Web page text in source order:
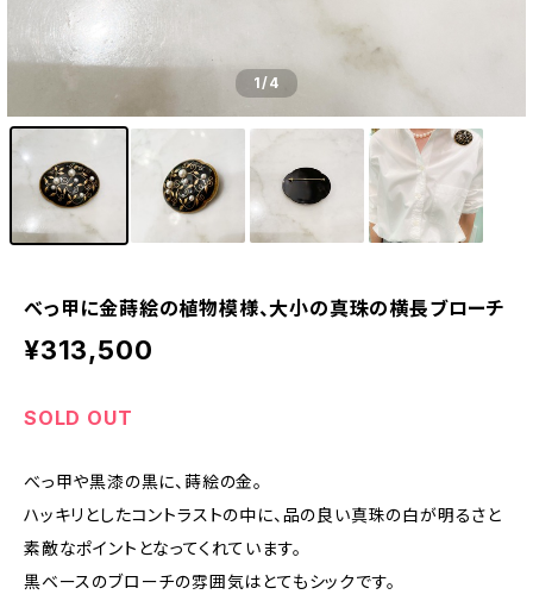
1/4
べっ甲に金蒔絵の植物模様、大小の真珠の横長ブローチ
¥313,500
SOLD OUT
べっ甲や黒漆の黒に、蒔絵の金。
ハッキリとしたコントラストの中に、品の良い真珠の白が明るさと
素敵なポイントとなってくれています。
黒ベースのブローチの雰囲気はとてもシックです。